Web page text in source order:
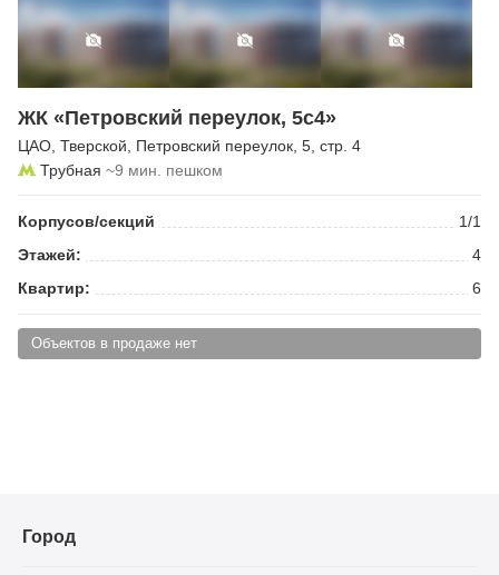
ЖК «Петровский переулок, 5с4»
ЦАО, Тверской, Петровский переулок, 5, стр. 4
Трубная ~9 мин. пешком
Корпусов/секций
1/1
Этажей:
4
Квартир:
6
Объектов в продаже нет
Город